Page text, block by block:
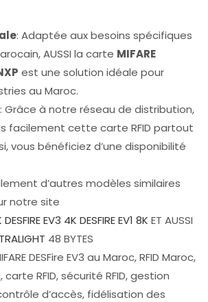
: Adaptée aux besoins spécifiques
AUSSI la carte MIFARE
est une solution idéale pour
au Maroc.
: Grâce à notre réseau de distribution,
facilement cette carte RFID partout
vous bénéficiez d’une disponibilité
d’autres modèles similaires
notre site
DESFIRE EV3 4K DESFIRE EV1 8K ET AUSSI
48 BYTES
DESFire EV3 au Maroc, RFID Maroc,
carte RFID, sécurité RFID, gestion
d’accès, fidélisation des